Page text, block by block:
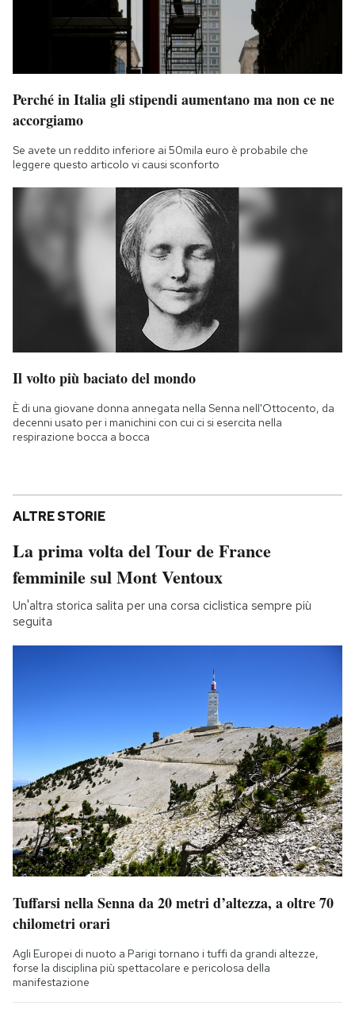
Perché in Italia gli stipendi aumentano ma non ce ne
accorgiamo
Se avete un reddito inferiore ai 50mila euro è probabile che
leggere questo articolo vi causi sconforto
Il volto più baciato del mondo
È di una giovane donna annegata nella Senna nell'Ottocento, da
decenni usato per i manichini con cui ci si esercita nella
respirazione bocca a bocca
ALTRE STORIE
La prima volta del Tour de France
femminile sul Mont Ventoux
Un'altra storica salita per una corsa ciclistica sempre più
seguita
Tuffarsi nella Senna da 20 metri d’altezza, a oltre 70
chilometri orari
Agli Europei di nuoto a Parigi tornano i tuffi da grandi altezze,
forse la disciplina più spettacolare e pericolosa della
manifestazione